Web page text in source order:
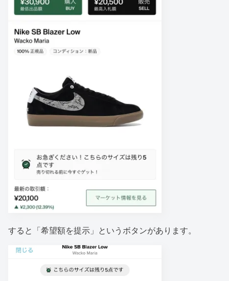
すると「希望額を提示」というボタンがあります。